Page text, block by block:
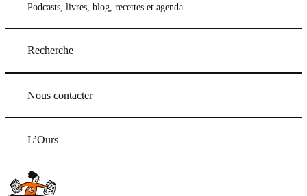
Podcasts, livres, blog, recettes et agenda
Recherche
Nous contacter
L’Ours